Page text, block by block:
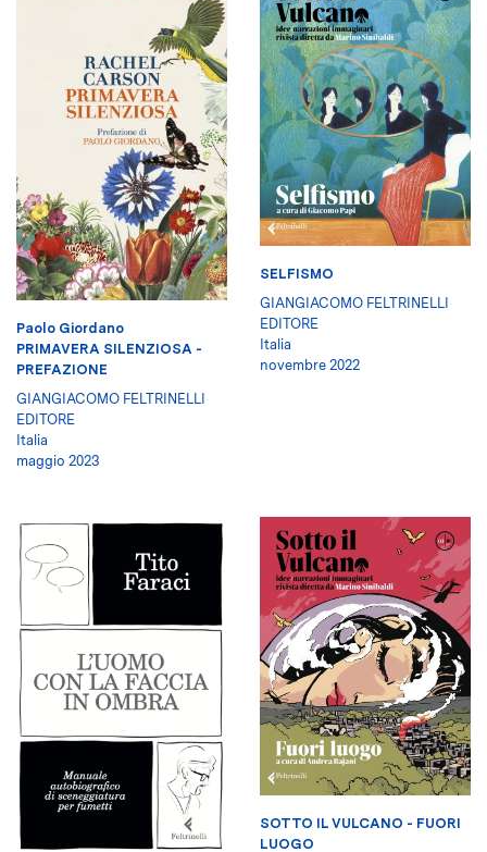
Paolo Giordano
PRIMAVERA SILENZIOSA -
PREFAZIONE
GIANGIACOMO FELTRINELLI
EDITORE
Italia
maggio 2023
SELFISMO
GIANGIACOMO FELTRINELLI
EDITORE
Italia
novembre 2022
SOTTO IL VULCANO - FUORI
LUOGO